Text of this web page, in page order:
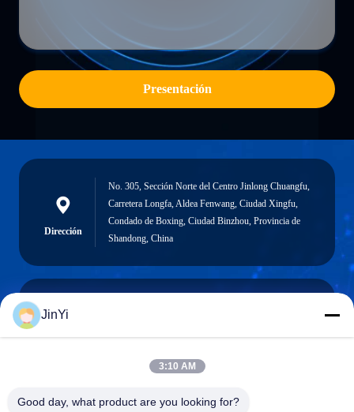
Presentación
Dirección
No. 305, Sección Norte del Centro Jinlong Chuangfu,
Carretera Longfa, Aldea Fenwang, Ciudad Xingfu,
Condado de Boxing, Ciudad Binzhou, Provincia de
Shandong, China
JinYi
3:10 AM
Good day, what product are you looking for?